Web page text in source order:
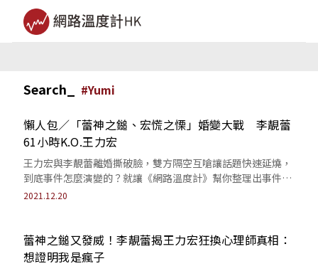
Search_ #Yumi
懶人包／「蕾神之鎚、宏慌之慄」婚變大戰 李靚蕾
61小時K.O.王力宏
王力宏與李靚蕾離婚撕破臉，雙方隔空互嗆讓話題快速延燒，
到底事件怎麼演變的？就讓《網路溫度計》幫你整理出事件時
間軸吧！
2021.12.20
蕾神之鎚又發威！李靚蕾揭王力宏狂換心理師真相：
想證明我是瘋子